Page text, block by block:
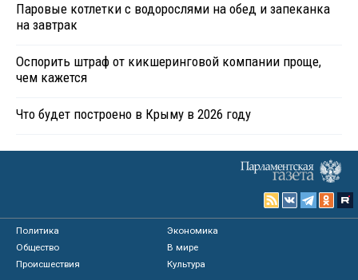
Паровые котлетки с водорослями на обед и запеканка
на завтрак
Оспорить штраф от кикшеринговой компании проще,
чем кажется
Что будет построено в Крыму в 2026 году
Политика
Экономика
Общество
В мире
Происшествия
Культура